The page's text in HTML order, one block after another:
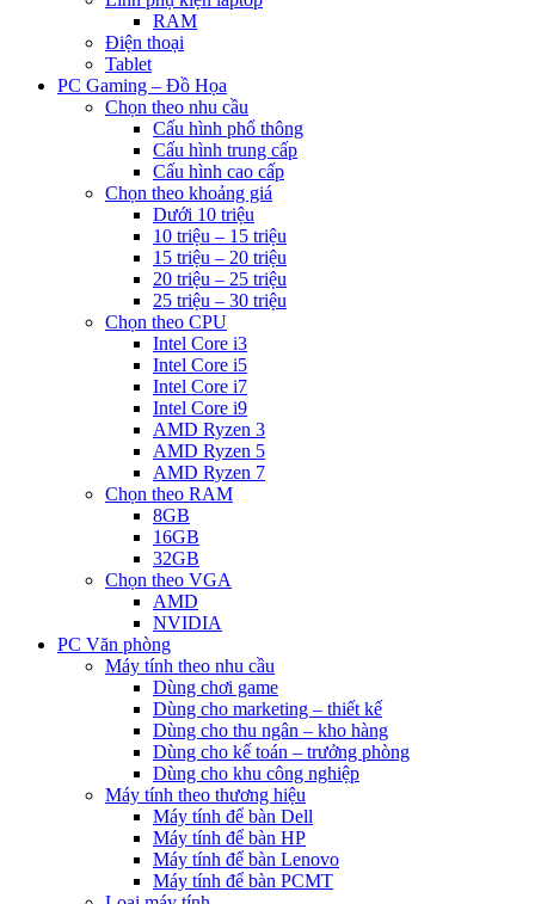
RAM
Điện thoại
Tablet
PC Gaming – Đồ Họa
Chọn theo nhu cầu
Cấu hình phổ thông
Cấu hình trung cấp
Cấu hình cao cấp
Chọn theo khoảng giá
Dưới 10 triệu
10 triệu – 15 triệu
15 triệu – 20 triệu
20 triệu – 25 triệu
25 triệu – 30 triệu
Chọn theo CPU
Intel Core i3
Intel Core i5
Intel Core i7
Intel Core i9
AMD Ryzen 3
AMD Ryzen 5
AMD Ryzen 7
Chọn theo RAM
8GB
16GB
32GB
Chọn theo VGA
AMD
NVIDIA
PC Văn phòng
Máy tính theo nhu cầu
Dùng chơi game
Dùng cho marketing – thiết kế
Dùng cho thu ngân – kho hàng
Dùng cho kế toán – trưởng phòng
Dùng cho khu công nghiệp
Máy tính theo thương hiệu
Máy tính để bàn Dell
Máy tính để bàn HP
Máy tính để bàn Lenovo
Máy tính để bàn PCMT